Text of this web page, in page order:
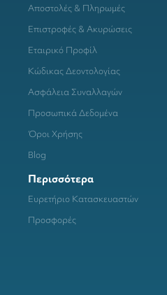
Αποστολές & Πληρωμές
Επιστροφές & Ακυρώσεις
Εταιρικό Προφίλ
Κώδικας Δεοντολογίας
Ασφάλεια Συναλλαγών
Προσωπικά Δεδομένα
Όροι Χρήσης
Blog
Περισσότερα
Ευρετήριο Κατασκευαστών
Προσφορές